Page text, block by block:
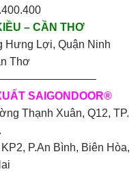
– CẦN THƠ
Hưng Lợi, Quận Ninh
Thơ
SAIGONDOOR®
Thạnh Xuân, Q12, TP.
P.An Bình, Biên Hòa,